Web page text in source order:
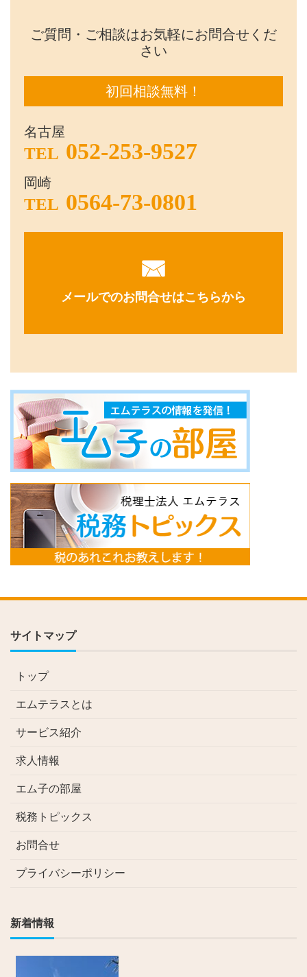
ご質問・ご相談はお気軽にお問合せくだ
さい
初回相談無料！
名古屋
TEL 052-253-9527
岡崎
TEL 0564-73-0801
メールでのお問合せはこちらから
サイトマップ
トップ
エムテラスとは
サービス紹介
求人情報
エム子の部屋
税務トピックス
お問合せ
プライバシーポリシー
新着情報